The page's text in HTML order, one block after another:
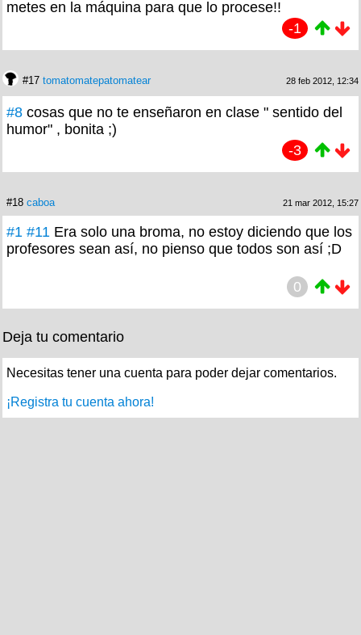
metes en la máquina para que lo procese!!
-1
#17 tomatomatepatomatear 28 feb 2012, 12:34
#8 cosas que no te enseñaron en clase " sentido del
humor" , bonita ;)
-3
#18 caboa 21 mar 2012, 15:27
#1 #11 Era solo una broma, no estoy diciendo que los
profesores sean así, no pienso que todos son así ;D
0
Deja tu comentario
Necesitas tener una cuenta para poder dejar comentarios.
¡Registra tu cuenta ahora!